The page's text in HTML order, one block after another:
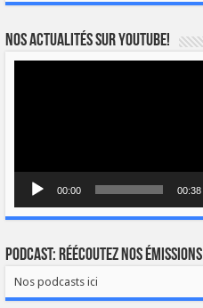
Nos actualités sur YOUTUBE!
00:00 00:38
Podcast: Réécoutez nos émissions
Nos podcasts ici